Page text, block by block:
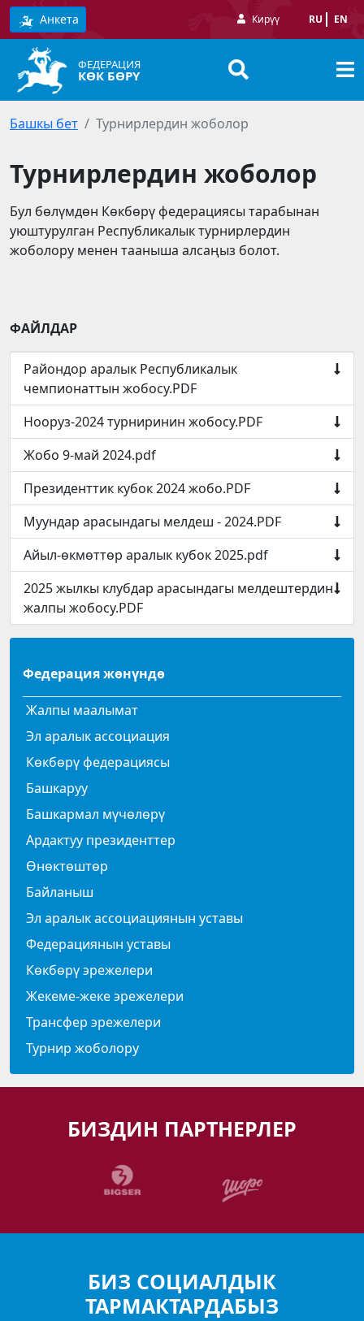
Анкета Кирүү RU EN
ФЕДЕРАЦИЯ
КӨК БӨРҮ
Башкы бет Турнирлердин жоболор
Турнирлердин жоболор
Бул бөлүмдөн Көкбөрү федерациясы тарабынан
уюштурулган Республикалык турнирлердин
жоболору менен тааныша алсаңыз болот.
ФАЙЛДАР
Райондор аралык Республикалык
чемпионаттын жобосу.PDF
Нооруз-2024 турниринин жобосу.PDF
Жобо 9-май 2024.pdf
Президенттик кубок 2024 жобо.PDF
Муундар арасындагы мелдеш - 2024.PDF
Айыл-өкмөттөр аралык кубок 2025.pdf
2025 жылкы клубдар арасындагы мелдештердин
жалпы жобосу.PDF
Федерация жөнүндө
Жалпы маалымат
Эл аралык ассоциация
Көкбөрү федерациясы
Башкаруу
Башкармал мүчөлөрү
Ардактуу президенттер
Өнөктөштөр
Байланыш
Эл аралык ассоциациянын уставы
Федерациянын уставы
Көкбөрү эрежелери
Жекеме-жеке эрежелери
Трансфер эрежелери
Турнир жоболору
БИЗДИН ПАРТНЕРЛЕР
БИЗ СОЦИАЛДЫК
ТАРМАКТАРДАБЫЗ